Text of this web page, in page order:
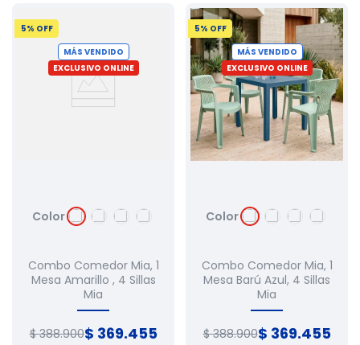
5% OFF
MÁS VENDIDO
EXCLUSIVO ONLINE
Color
Combo Comedor Mia, 1
Mesa Amarillo , 4 Sillas
Mia
$ 388.900$ 369.455
5% OFF
MÁS VENDIDO
EXCLUSIVO ONLINE
Color
Combo Comedor Mia, 1
Mesa Barú Azul, 4 Sillas
Mia
$ 388.900$ 369.455